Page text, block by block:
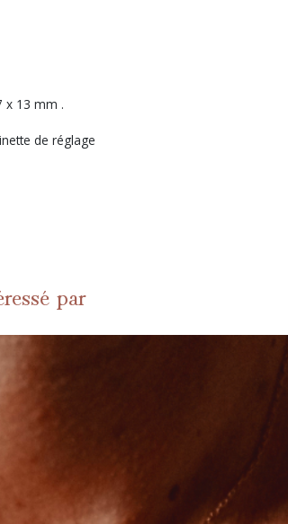
x 13 mm .
de réglage
par